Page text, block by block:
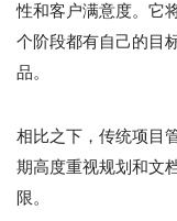
性和客户满意度。它
个阶段都有自己的目
品。
相比之下，传统项目
期高度重视规划和文
限。